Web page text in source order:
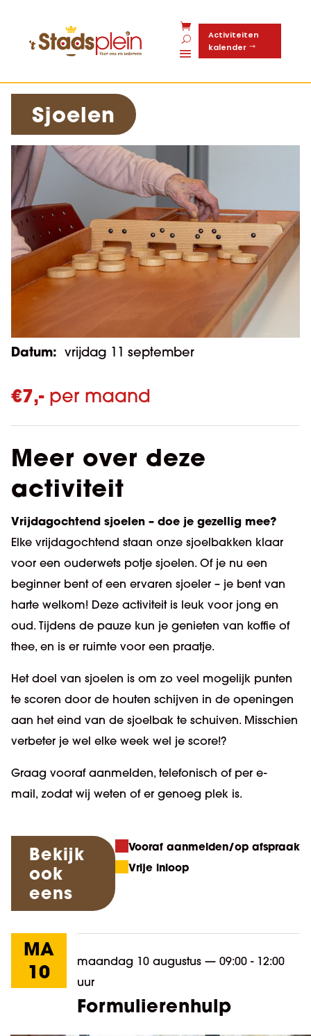
Activiteiten
kalender
Sjoelen
Datum: vrijdag 11 september
€7,-per maand
Meer over deze
activiteit
Vrijdagochtend sjoelen – doe je gezellig mee?
Elke vrijdagochtend staan onze sjoelbakken klaar
voor een ouderwets potje sjoelen. Of je nu een
beginner bent of een ervaren sjoeler – je bent van
harte welkom! Deze activiteit is leuk voor jong en
oud. Tijdens de pauze kun je genieten van koffie of
thee, en is er ruimte voor een praatje.
Het doel van sjoelen is om zo veel mogelijk punten
te scoren door de houten schijven in de openingen
aan het eind van de sjoelbak te schuiven. Misschien
verbeter je wel elke week wel je score!?
Graag vooraf aanmelden, telefonisch of per e-
mail, zodat wij weten of er genoeg plek is.
Bekijk
ook
eens
Vooraf aanmelden/op afspraak
Vrije inloop
MA
10
maandag 10 augustus — 09:00 - 12:00
uur
Formulierenhulp